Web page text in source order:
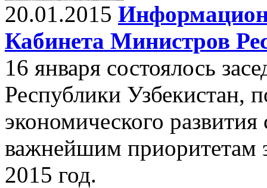
20.01.2015
Кабинета Министров
16 января состоялось
Республики Узбекистан,
экономического
важнейшим приоритетам
2015 год.